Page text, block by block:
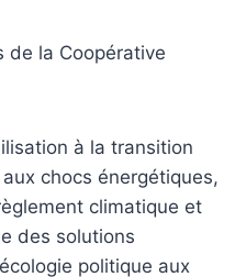
de la Coopérative
à la transition
chocs énergétiques,
climatique et
des solutions
politique aux